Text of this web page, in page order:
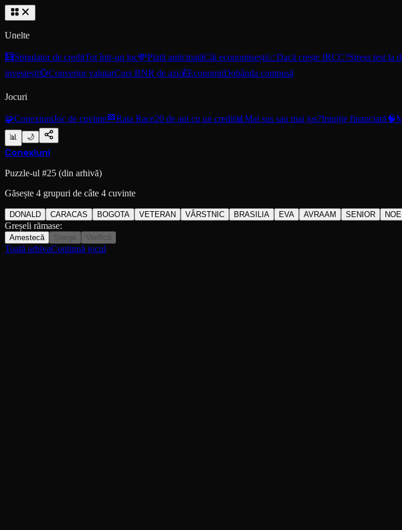
Unelte
🧮Simulator de creditTot într-un loc💸Plată anticipatăCât economisești📈Dacă crește IRCC?Stress test la
investești💱Convertor valutarCurs BNR de azi💰EconomiiDobânda compusă
Jocuri
🧩ConexiuniJoc de cuvinte🏁Rata Race20 de ani cu un credit 📊 Mai sus sau mai jos?Intuiție financiară🧠
📊 🌙
Conexiuni
Puzzle-ul #25 (din arhivă)
Găsește 4 grupuri de câte 4 cuvinte
DONALD CARACAS BOGOTA VETERAN VÂRSTNIC BRASILIA EVA AVRAAM SENIOR NOE
Greșeli rămase:
Amestecă Șterge Verifică
Toată arhivaContinuă jocul